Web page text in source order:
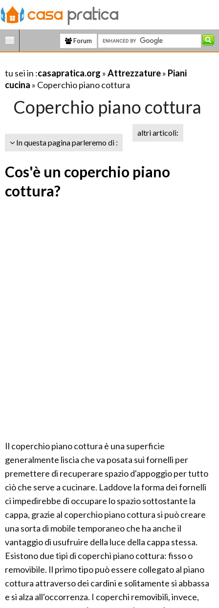
Forum
tu sei in :casapratica.org »Attrezzature» Piani
cucina » Coperchio piano cottura
Coperchio piano cottura
In questa pagina parleremo di :
altri articoli:
Cos'è un coperchio piano
cottura?
Il coperchio piano cottura è una superficie
generalmente liscia che va posata sui fornelli per
premettere di recuperare spazio d'appoggio per tutto
ciò che serve a cucinare. Laddove la forma dei fornelli
ci impedirebbe di occupare lo spazio sottostante la
cappa, grazie al coperchio piano cottura si può creare
una sorta di mobile temporaneo che ha anche il
vantaggio di usufruire della luce della cappa stessa.
Esistono due tipi di coperchi piano cottura: fisso o
removibile. Il primo tipo può essere collegato al piano
cottura attraverso dei cardini e solitamente si abbassa
e si alza all'occorrenza. I coperchi removibili, invece,